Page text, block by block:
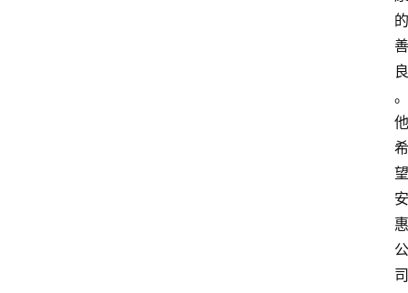
的
善
良
。
他
希
望
安
惠
公
司